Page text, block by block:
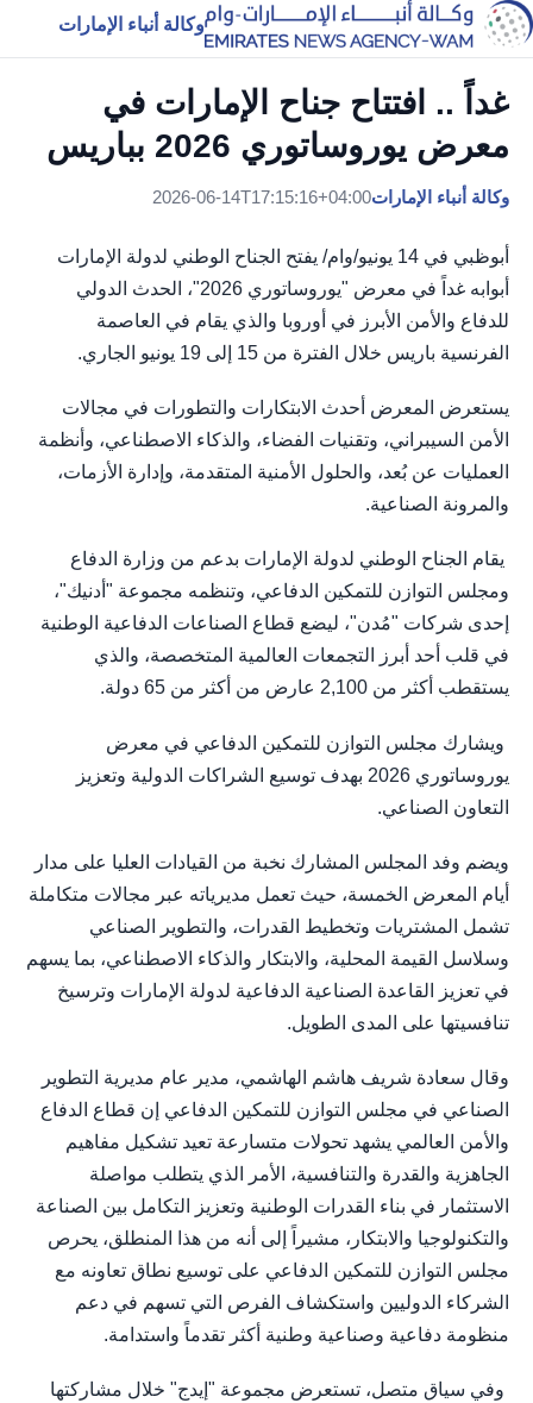
وكالة أنباء الإمارات
غداً .. افتتاح جناح الإمارات في
معرض يوروساتوري 2026 بباريس
وكالة أنباء الإمارات2026-06-14T17:15:16+04:00
أبوظبي في 14 يونيو/وام/ يفتح الجناح الوطني لدولة الإمارات
أبوابه غداً في معرض "يوروساتوري 2026"، الحدث الدولي
للدفاع والأمن الأبرز في أوروبا والذي يقام في العاصمة
الفرنسية باريس خلال الفترة من 15 إلى 19 يونيو الجاري.
يستعرض المعرض أحدث الابتكارات والتطورات في مجالات
الأمن السيبراني، وتقنيات الفضاء، والذكاء الاصطناعي، وأنظمة
العمليات عن بُعد، والحلول الأمنية المتقدمة، وإدارة الأزمات،
والمرونة الصناعية.
يقام الجناح الوطني لدولة الإمارات بدعم من وزارة الدفاع
ومجلس التوازن للتمكين الدفاعي، وتنظمه مجموعة "أدنيك"،
إحدى شركات "مُدن"، ليضع قطاع الصناعات الدفاعية الوطنية
في قلب أحد أبرز التجمعات العالمية المتخصصة، والذي
يستقطب أكثر من 2,100 عارض من أكثر من 65 دولة.
ويشارك مجلس التوازن للتمكين الدفاعي في معرض
يوروساتوري 2026 بهدف توسيع الشراكات الدولية وتعزيز
التعاون الصناعي.
ويضم وفد المجلس المشارك نخبة من القيادات العليا على مدار
أيام المعرض الخمسة، حيث تعمل مديرياته عبر مجالات متكاملة
تشمل المشتريات وتخطيط القدرات، والتطوير الصناعي
وسلاسل القيمة المحلية، والابتكار والذكاء الاصطناعي، بما يسهم
في تعزيز القاعدة الصناعية الدفاعية لدولة الإمارات وترسيخ
تنافسيتها على المدى الطويل.
وقال سعادة شريف هاشم الهاشمي، مدير عام مديرية التطوير
الصناعي في مجلس التوازن للتمكين الدفاعي إن قطاع الدفاع
والأمن العالمي يشهد تحولات متسارعة تعيد تشكيل مفاهيم
الجاهزية والقدرة والتنافسية، الأمر الذي يتطلب مواصلة
الاستثمار في بناء القدرات الوطنية وتعزيز التكامل بين الصناعة
والتكنولوجيا والابتكار، مشيراً إلى أنه من هذا المنطلق، يحرص
مجلس التوازن للتمكين الدفاعي على توسيع نطاق تعاونه مع
الشركاء الدوليين واستكشاف الفرص التي تسهم في دعم
منظومة دفاعية وصناعية وطنية أكثر تقدماً واستدامة.
وفي سياق متصل، تستعرض مجموعة "إيدج" خلال مشاركتها